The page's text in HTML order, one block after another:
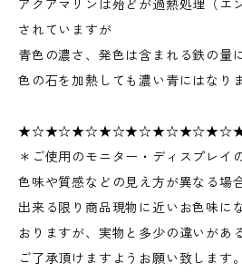
アクアマリンは殆どが過熱処理（エ
されていますが
青色の濃さ、発色は含まれる鉄の量
色の石を加熱しても濃い青にはなり
＊ご使用のモニター・ディスプレイ
色味や質感などの見え方が異なる場
出来る限り商品現物に近いお色味に
おりますが、実物と多少の違いがあ
ご了承頂けますようお願い致します。